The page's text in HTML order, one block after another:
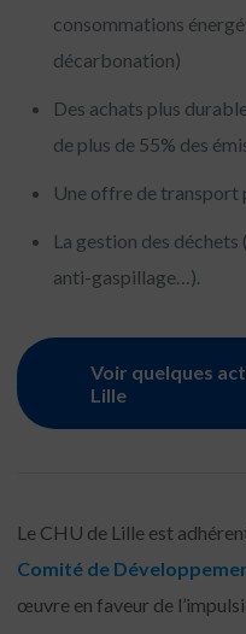
consommations
décarbonation)
Des achats plus
de plus de 55% des
Une offre de transport
La gestion des
anti-gaspillage…).
Voir quelques
Lille
Le CHU de Lille est
Comité de
œuvre en faveur de